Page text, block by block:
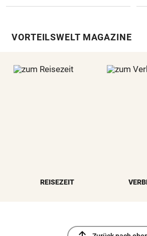
VORTEILSWELT MAGAZINE
REISEZEIT